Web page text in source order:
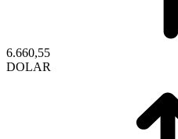
6.660,55
DOLAR